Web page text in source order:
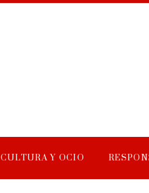
CULTURA Y OCIO